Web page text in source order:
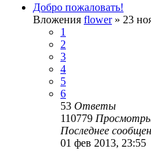
Добро пожаловать!
Вложения flower» 23
1
2
3
4
5
6
53 Ответы
110779
Последнее
01 фев 2013, 23:55